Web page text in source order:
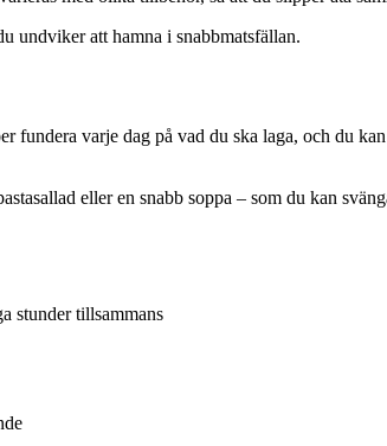
undviker att hamna i snabbmatsfällan.
fundera varje dag på vad du ska laga, och du
eller en snabb soppa – som du kan
stunder tillsammans